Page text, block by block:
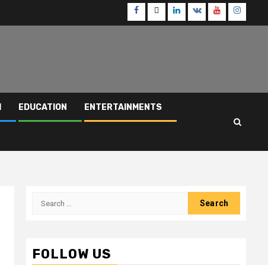
Facebook
TwitterLinkedin
VK Youtube
EDUCATION ENTERTAINMENTS
Search
FOLLOW US